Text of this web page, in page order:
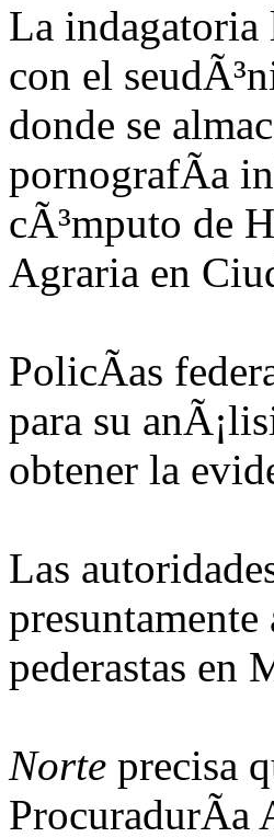
La indagatoria
con el
donde se
pornografÃ­a
cÃ³mputo de
Agraria en
PolicÃ­as
para su
obtener la
Las
pederastas en
Norte precisa
ProcuradurÃ­a